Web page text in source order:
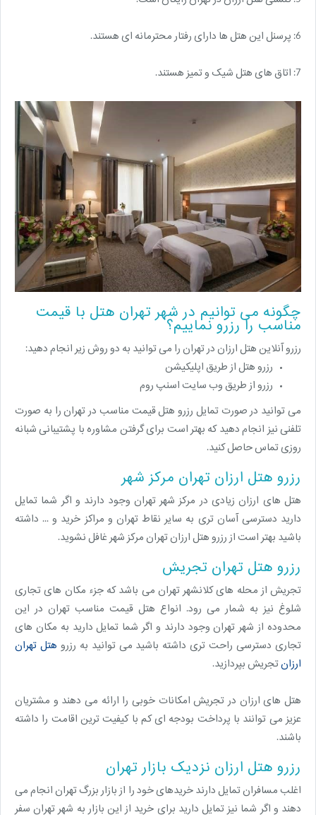
6: پرسنل این هتل ها دارای رفتار محترمانه ای هستند.
7: اتاق های هتل شیک و تمیز هستند.
چگونه می توانیم در شهر تهران هتل با قیمت
مناسب را رزرو نماییم؟
رزرو آنلاین هتل ارزان در تهران را می توانید به دو روش زیر انجام دهید:
رزرو هتل از طریق اپلیکیشن
رزرو از طریق وب سایت اسنپ روم
می توانید در صورت تمایل رزرو هتل قیمت مناسب در تهران را به صورت
تلفنی نیز انجام دهید که بهتر است برای گرفتن مشاوره با پشتیبانی شبانه
روزی تماس حاصل کنید.
رزرو هتل ارزان تهران مرکز شهر
هتل های ارزان زیادی در مرکز شهر تهران وجود دارند و اگر شما تمایل
دارید دسترسی آسان تری به سایر نقاط تهران و مراکز خرید و ... داشته
باشید بهتر است از رزرو هتل ارزان تهران مرکز شهر غافل نشوید.
رزرو هتل تهران تجریش
تجریش از محله های کلانشهر تهران می باشد که جزء مکان های تجاری
شلوغ نیز به شمار می رود. انواع هتل قیمت مناسب تهران در این
محدوده از شهر تهران وجود دارند و اگر شما تمایل دارید به مکان های
تجاری دسترسی راحت تری داشته باشید می توانید به رزرو هتل تهران
ارزان تجریش بپردازید.
هتل های ارزان در تجریش امکانات خوبی را ارائه می دهند و مشتریان
عزیز می توانند با پرداخت بودجه ای کم با کیفیت ترین اقامت را داشته
باشند.
رزرو هتل ارزان نزدیک بازار تهران
اغلب مسافران تمایل دارند خریدهای خود را از بازار بزرگ تهران انجام می
دهند و اگر شما نیز تمایل دارید برای خرید از این بازار به شهر تهران سفر